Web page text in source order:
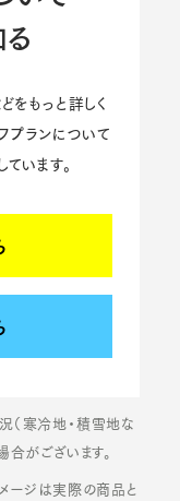
をもっと詳しく
プランについて
います。
（寒冷地・積雪地な
がございます。
ージは実際の商品と